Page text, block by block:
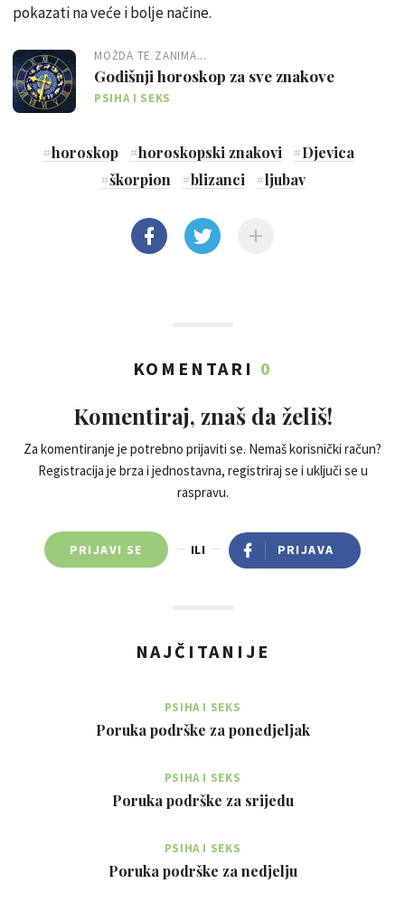
pokazati na veće i bolje načine.
MOŽDA TE ZANIMA...
Godišnji horoskop za sve znakove
PSIHA I SEKS
#horoskop #horoskopski znakovi #Djevica
#škorpion #blizanci #ljubav
KOMENTARI 0
Komentiraj, znaš da želiš!
Za komentiranje je potrebno prijaviti se. Nemaš korisnički račun?
Registracija je brza i jednostavna, registriraj se i uključi se u
raspravu.
PRIJAVI SE ILI PRIJAVA
NAJČITANIJE
PSIHA I SEKS
Poruka podrške za ponedjeljak
PSIHA I SEKS
Poruka podrške za srijedu
PSIHA I SEKS
Poruka podrške za nedjelju